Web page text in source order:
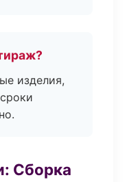
изделия,
Сборка